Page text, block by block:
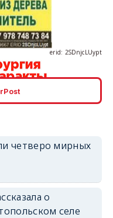
erid: 2SDnjcrDNw6
erid: 2SDnjdPjgYS
четверо мирных
о
селе